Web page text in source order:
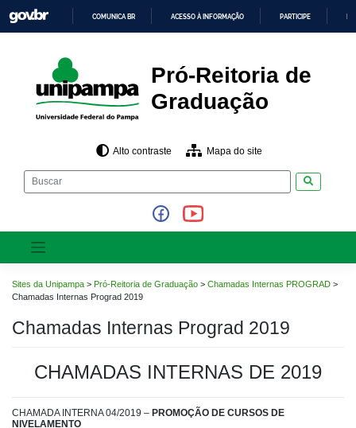
para
o
CONTEÚDO
COMUNICA BR ACESSO À INFORMAÇÃO PARTICIPE
Pró-Reitoria de
Graduação
Alto contraste Mapa do site
Sites da Unipampa > Pró-Reitoria de Graduação > Chamadas Internas PROGRAD >
Chamadas Internas Prograd 2019
Chamadas Internas Prograd 2019
CHAMADAS INTERNAS DE 2019
CHAMADA INTERNA 04/2019 – PROMOÇÃO DE CURSOS DE
NIVELAMENTO